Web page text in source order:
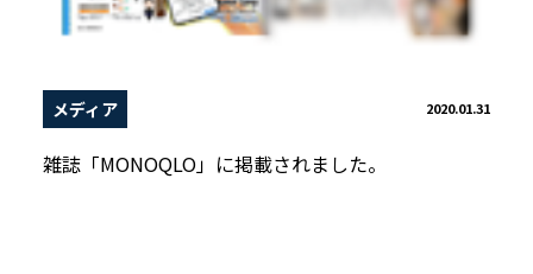
メディア 2020.01.31
雑誌「MONOQLO」に掲載されました。